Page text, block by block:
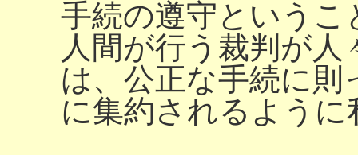
手続の遵守という
人間が行う裁判が
は、公正な手続に
に集約されるよう